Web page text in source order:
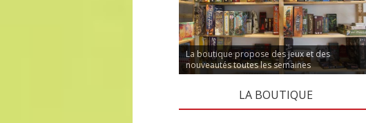
La boutique propose des jeux et des
nouveautés toutes les semaines
LA BOUTIQUE